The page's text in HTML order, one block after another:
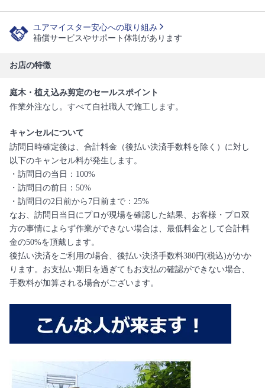
ユアマイスター安心への取り組み
補償サービスやサポート体制があります
お店の特徴
庭木・植え込み剪定のセールスポイント
作業外注なし。すべて自社職人で施工します。
キャンセルについて
訪問日時確定後は、合計料金（後払い決済手数料を除く）に対し
以下のキャンセル料が発生します。
・訪問日の当日：100%
・訪問日の前日：50%
・訪問日の2日前から7日前まで：25%
なお、訪問日当日にプロが現場を確認した結果、お客様・プロ双
方の事情によらず作業ができない場合は、最低料金として合計料
金の50%を頂戴します。
後払い決済をご利用の場合、後払い決済手数料380円(税込)がかか
ります。お支払い期日を過ぎてもお支払の確認ができない場合、
手数料が加算される場合がございます。